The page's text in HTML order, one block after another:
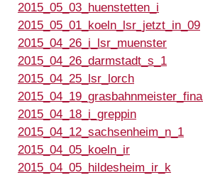
2015_05_03_huenstetten_i
2015_05_01_koeln_lsr_jetzt_in_09
2015_04_26_i_lsr_muenster
2015_04_26_darmstadt_s_1
2015_04_25_lsr_lorch
2015_04_19_grasbahnmeister_final
2015_04_18_i_greppin
2015_04_12_sachsenheim_n_1
2015_04_05_koeln_ir
2015_04_05_hildesheim_ir_k